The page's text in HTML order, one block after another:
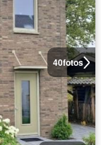
40fotos